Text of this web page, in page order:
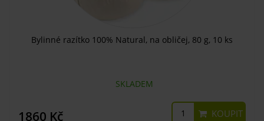
Bylinné razítko 100% Natural, na obličej, 80 g, 10 ks
SKLADEM
1860 Kč KOUPIT